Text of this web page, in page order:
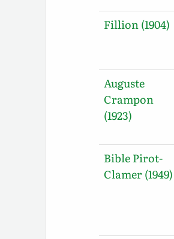
Fillion (1904)
Auguste
Crampon
(1923)
Bible Pirot-
Clamer (1949)